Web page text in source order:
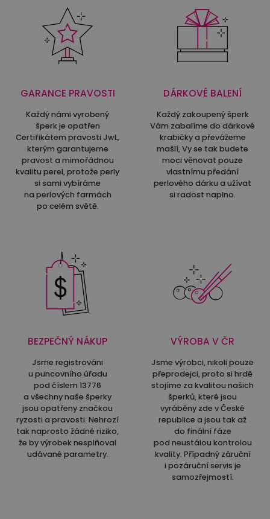
GARANCE PRAVOSTI
Každý námi vyrobený
šperk je opatřen
Certifikátem pravosti JwL,
kterým garantujeme
pravost a mimořádnou
kvalitu perel, protože perly
si sami vybíráme
na perlových farmách
po celém světě.
DÁRKOVÉ BALENÍ
Každý zakoupený šperk
Vám zabalíme do dárkové
krabičky a převážeme
mašlí, Vy se tak budete
moci věnovat pouze
vlastnímu předání
perlového dárku a užívat
si radost naplno.
BEZPEČNÝ NÁKUP
Jsme registrováni
u puncovního úřadu
pod číslem 13776
a všechny naše šperky
jsou opatřeny značkou
ryzosti a pravosti. Nehrozí
tak naprosto žádné riziko,
že by výrobek nesplňoval
udávané parametry.
VÝROBA V ČR
Jsme výrobci, nikoli pouze
přeprodejci, proto si hrdě
stojíme za kvalitou našich
šperků, které jsou
vyráběny zde v České
republice a jsou tak až
do finální fáze
pod neustálou kontrolou
kvality. Případný záruční
i pozáruční servis je
samozřejmostí.